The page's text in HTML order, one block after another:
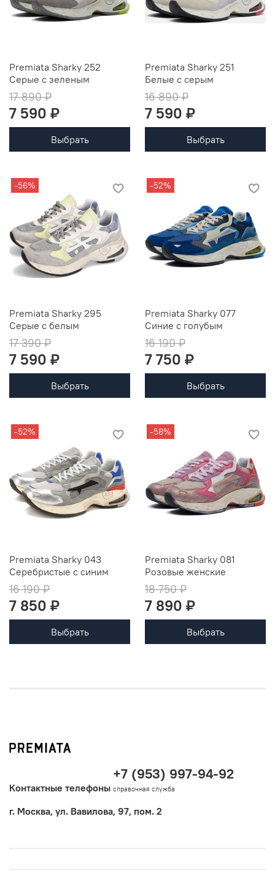
Premiata Sharky 252
Серые с зеленым
17 890 ₽
7 590 ₽
Выбрать
Premiata Sharky 251
Белые с серым
16 890 ₽
7 590 ₽
Выбрать
-56%
Premiata Sharky 295
Серые с белым
17 390 ₽
7 590 ₽
Выбрать
-52%
Premiata Sharky 077
Синие с голубым
16 190 ₽
7 750 ₽
Выбрать
-52%
Premiata Sharky 043
Серебристые с синим
16 190 ₽
7 850 ₽
Выбрать
-58%
Premiata Sharky 081
Розовые женские
18 750 ₽
7 890 ₽
Выбрать
Контактные телефоны
+7 (953) 997-94-92
справочная служба
г. Москва, ул. Вавилова, 97, пом. 2